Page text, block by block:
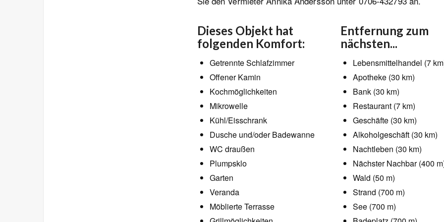
Dieses Objekt hat
folgenden Komfort:
Getrennte Schlafzimmer
Offener Kamin
Kochmöglichkeiten
Mikrowelle
Kühl/Eisschrank
Dusche und/oder Badewanne
WC draußen
Plumpsklo
Garten
Veranda
Möblierte Terrasse
Entfernung zum
nächsten...
Lebensmittelhandel (7
Apotheke (30 km)
Bank (30 km)
Restaurant (7 km)
Geschäfte (30 km)
Alkoholgeschäft (30 km)
Nachtleben (30 km)
Nächster Nachbar (400
Wald (50 m)
Strand (700 m)
See (700 m)